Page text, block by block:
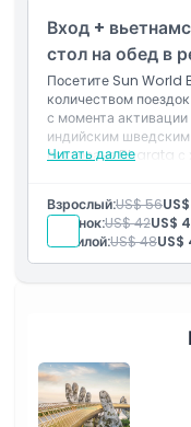
Вещи, которые нужно
Местоположение
Политика отмены
активации (в
Вход +
стол на обед в
Посетите Sun World
количеством
с момента
индийским шведским
ресторане Bharata с
Читать далее
2-часовой
(вьетнамско-
активации (в
указанного на
Взрослый:US$ 56
Ребёнок:US$ 42US$
Пожилой:US$ 48US$